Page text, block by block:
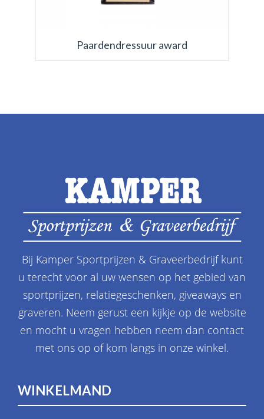
Paardendressuur award
Bij Kamper Sportprijzen & Graveerbedrijf kunt
u terecht voor al uw wensen op het gebied van
sportprijzen, relatiegeschenken, giveaways en
graveren. Neem gerust een kijkje op de website
en mocht u vragen hebben neem dan contact
met ons op of kom langs in onze winkel.
WINKELMAND